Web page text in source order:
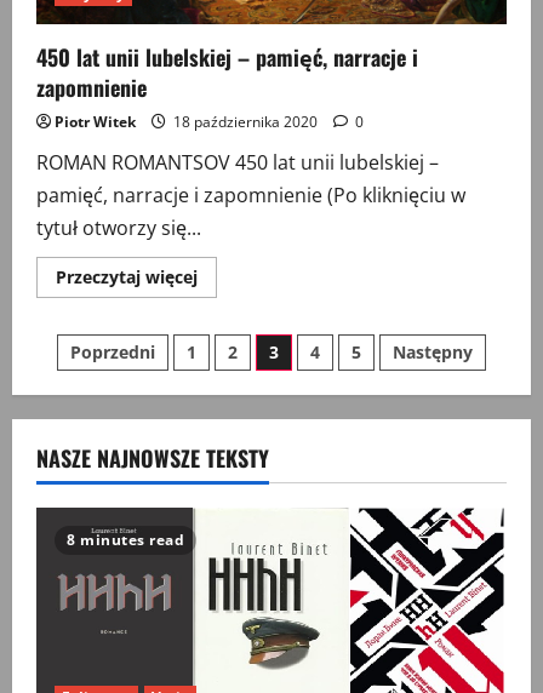
450 lat unii lubelskiej – pamięć, narracje i
zapomnienie
Piotr Witek 18 października 2020 0
ROMAN ROMANTSOV 450 lat unii lubelskiej –
pamięć, narracje i zapomnienie (Po kliknięciu w
tytuł otworzy się...
Przeczytaj więcejPrzeczytaj
więcej
lat
lubelskiej
–
i
zapomnienie
Stronicowanie
wpisów
Poprzedni 1 2 3 4 5 Następny
NASZE NAJNOWSZE TEKSTY
8 minutes read